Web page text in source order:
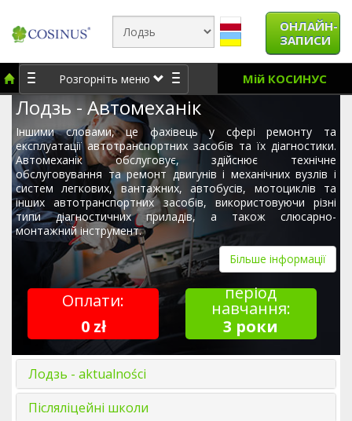
ОНЛАЙН-
ЗАПИСИ
Розгорніть меню Мій КОСИНУС
Лодзь - Автомеханік
Іншими словами, це фахівець у сфері ремонту та
експлуатації автотранспортних засобів та їх діагностики.
Автомеханік обслуговує, здійснює технічне
обслуговування та ремонт двигунів і механічних вузлів і
систем легкових, вантажних, автобусів, мотоциклів та
інших автотранспортних засобів, використовуючи різні
типи діагностичних приладів, а також слюсарно-
монтажний інструмент.
Більше інформації
Оплати:
0 zł
період
навчання:
3 роки
Лодзь - aktualności
Післяліцейні школи